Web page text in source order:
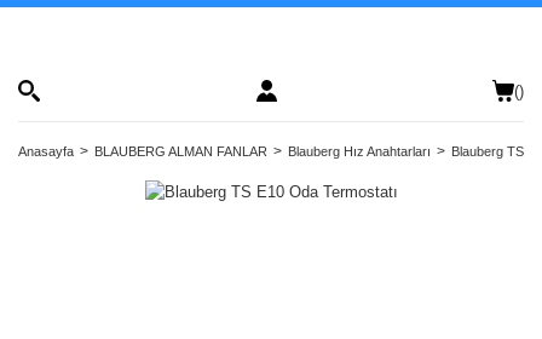
()
Anasayfa BLAUBERG ALMAN FANLAR Blauberg Hız Anahtarları Blauberg TS